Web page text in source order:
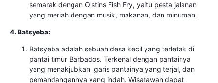
semarak dengan Oistins Fish Fry, yaitu pesta jalanan
yang meriah dengan musik, makanan, dan minuman.
4. Batsyeba:
Batsyeba adalah sebuah desa kecil yang terletak di
pantai timur Barbados. Terkenal dengan pantainya
yang menakjubkan, garis pantainya yang terjal, dan
pemandangannya yang indah. Wisatawan dapat